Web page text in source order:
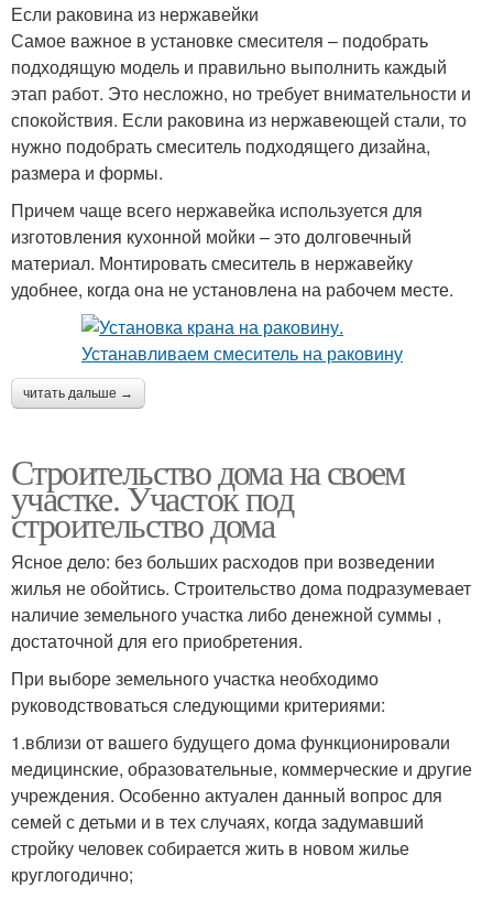
Если раковина из нержавейки
Самое важное в установке смесителя – подобрать
подходящую модель и правильно выполнить каждый
этап работ. Это несложно, но требует внимательности и
спокойствия. Если раковина из нержавеющей стали, то
нужно подобрать смеситель подходящего дизайна,
размера и формы.
Причем чаще всего нержавейка используется для
изготовления кухонной мойки – это долговечный
материал. Монтировать смеситель в нержавейку
удобнее, когда она не установлена на рабочем месте.
читать дальше →
Строительство дома на своем
участке. Участок под
строительство дома
Ясное дело: без больших расходов при возведении
жилья не обойтись. Строительство дома подразумевает
наличие земельного участка либо денежной суммы ,
достаточной для его приобретения.
При выборе земельного участка необходимо
руководствоваться следующими критериями:
1.вблизи от вашего будущего дома функционировали
медицинские, образовательные, коммерческие и другие
учреждения. Особенно актуален данный вопрос для
семей с детьми и в тех случаях, когда задумавший
стройку человек собирается жить в новом жилье
круглогодично;